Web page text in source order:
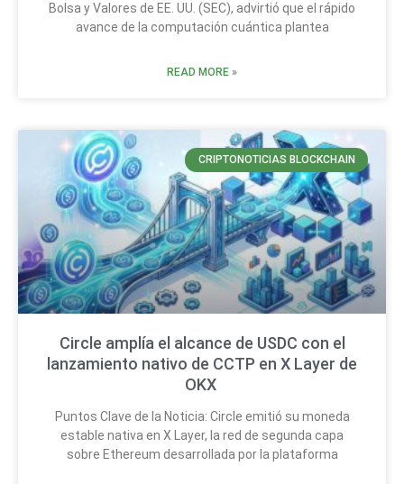
Bolsa y Valores de EE. UU. (SEC), advirtió que el rápido
avance de la computación cuántica plantea
READ MORE »
CRIPTONOTICIAS BLOCKCHAIN
Circle amplía el alcance de USDC con el
lanzamiento nativo de CCTP en X Layer de
OKX
Puntos Clave de la Noticia: Circle emitió su moneda
estable nativa en X Layer, la red de segunda capa
sobre Ethereum desarrollada por la plataforma